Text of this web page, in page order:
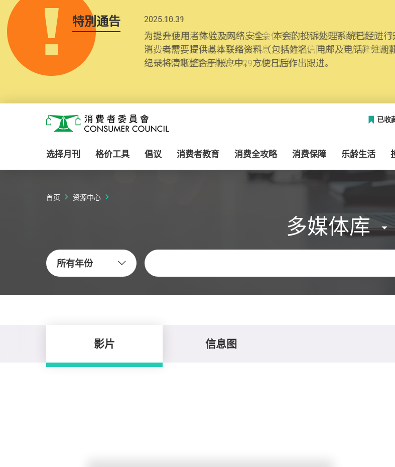
特別通告 2025.10.31
为提升使用者体验及网络安全，本会的投诉处理系统已经进
消费者需要提供基本联络资料（包括姓名、电邮及电话）注
纪录将清晰整合于帐户中，方便日后作出跟进。
消费者委员会
已收
选择月刊 格价工具 倡议 消费者教育 消费全攻略 消费保障 乐龄生活
首页 资源中心
多媒体库
所有年份
关键字
影片 信息图